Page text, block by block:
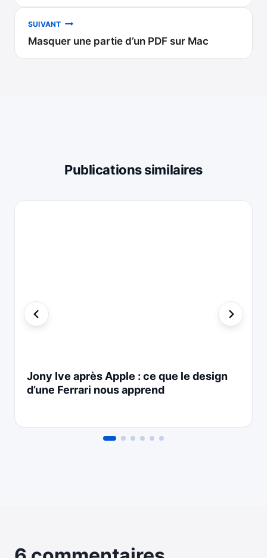
l’article
SUIVANT
Masquer une partie d’un PDF sur Mac
Publications similaires
Jony Ive après Apple : ce que le design
d’une Ferrari nous apprend